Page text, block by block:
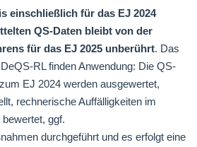
einschließlich für das EJ 2024
QS-Daten bleibt von der
für das EJ 2025 unberührt. Das
RL finden Anwendung: Die QS-
EJ 2024 werden ausgewertet,
rechnerische Auffälligkeiten im
ggf.
durchgeführt und es erfolgt eine